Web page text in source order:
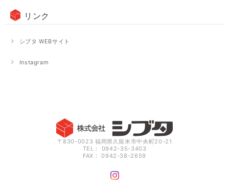
リンク
シブタ WEBサイト
Instagram
〒830-0023 福岡県久留米市中央町20-21
TEL： 0942-35-3403
FAX： 0942-38-2659